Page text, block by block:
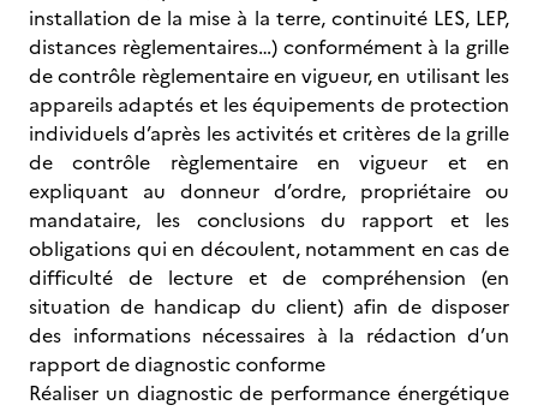
installation de la mise à la terre, continuité LES, LEP,
distances règlementaires…) conformément à la grille
de contrôle règlementaire en vigueur, en utilisant les
appareils adaptés et les équipements de protection
individuels d’après les activités et critères de la grille
de contrôle règlementaire en vigueur et en
expliquant au donneur d’ordre, propriétaire ou
mandataire, les conclusions du rapport et les
obligations qui en découlent, notamment en cas de
difficulté de lecture et de compréhension (en
situation de handicap du client) afin de disposer
des informations nécessaires à la rédaction d’un
rapport de diagnostic conforme
Réaliser un diagnostic de performance énergétique